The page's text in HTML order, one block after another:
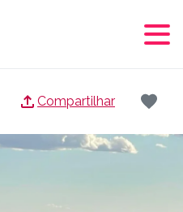
Compartilhar